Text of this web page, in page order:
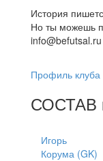
История
Но ты можешь
Профиль клуба
СОСТАВ
Игорь
Корума (GK)